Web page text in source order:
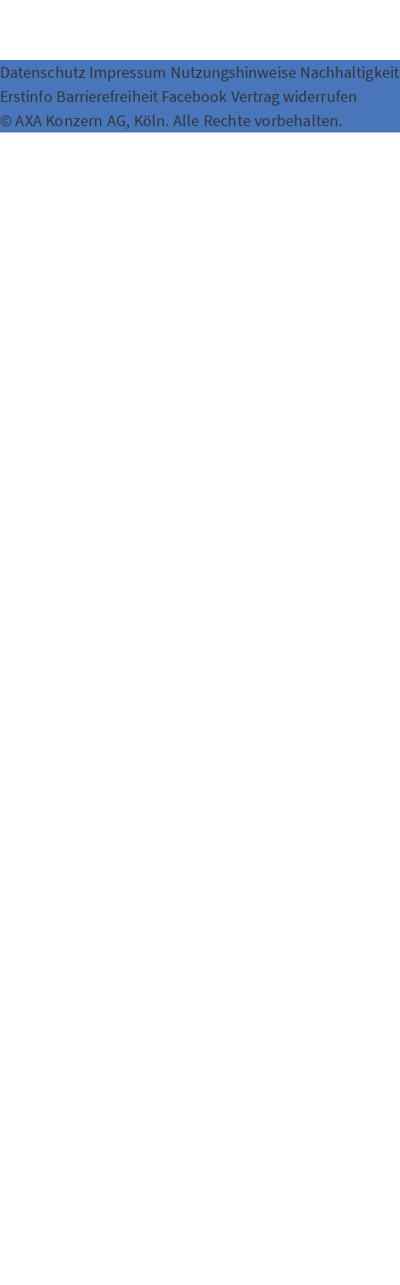
Datenschutz Impressum Nutzungshinweise Nachhaltigkeit
Erstinfo Barrierefreiheit Facebook Vertrag widerrufen
© AXA Konzern AG, Köln. Alle Rechte vorbehalten.